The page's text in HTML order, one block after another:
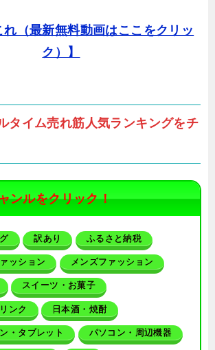
（最新無料動画はここをクリッ
ク）】
タイム売れ筋人気ランキングをチ
ンルをクリック！
訳あり ふるさと納税
ッション メンズファッション
スイーツ・お菓子
ンク 日本酒・焼酎
・タブレット パソコン・周辺機器